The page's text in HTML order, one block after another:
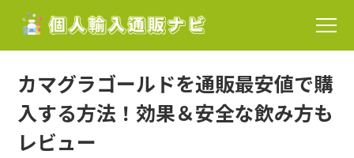
カマグラゴールドを通販最安値で購
入する方法！効果＆安全な飲み方も
レビュー